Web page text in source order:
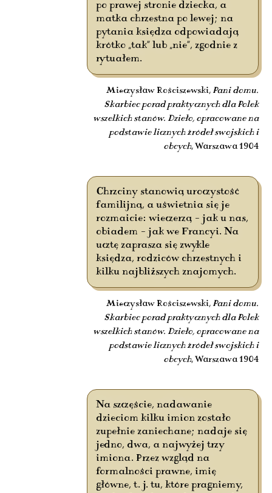
po prawej stronie dziecka, a
matka chrzestna po lewej; na
pytania księdza odpowiadają
krótko „tak” lub „nie”, zgodnie z
rytuałem.
Mieczysław Rościszewski, Pani domu.
Skarbiec porad praktycznych dla Polek
wszelkich stanów. Dzieło, opracowane na
podstawie licznych źródeł swojskich i
obcych, Warszawa 1904
Chrzciny stanowią uroczystość
familijną, a uświetnia się je
rozmaicie: wieczerzą – jak u nas,
obiadem – jak we Francyi. Na
ucztę zaprasza się zwykle
księdza, rodziców chrzestnych i
kilku najbliższych znajomych.
Mieczysław Rościszewski, Pani domu.
Skarbiec porad praktycznych dla Polek
wszelkich stanów. Dzieło, opracowane na
podstawie licznych źródeł swojskich i
obcych, Warszawa 1904
Na szczęście, nadawanie
dzieciom kilku imion zostało
zupełnie zaniechane; nadaje się
jedno, dwa, a najwyżej trzy
imiona. Przez wzgląd na
formalności prawne, imię
główne, t. j. tu, które pragniemy,